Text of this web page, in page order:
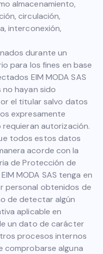
almacenamiento,
circulación,
interconexión,
durante un
para los fines en base
EIM MODA SAS
hayan sido
el titular salvo datos
expresamente
autorización.
todos estos datos
acorde con la
de Protección de
MODA SAS tenga en
personal obtenidos de
de detectar algún
aplicable en
un dato de carácter
procesos internos
comprobarse alguna